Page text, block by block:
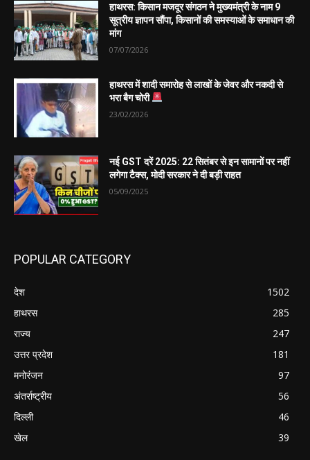
हाथरस: किसान मजदूर संगठन ने मुख्यमंत्री के नाम 9
सूत्रीय ज्ञापन सौंपा, किसानों की समस्याओं के समाधान की
मांग
07/07/2026
हाथरस में शादी समारोह से लाखों के जेवर और नकदी से
भरा बैग चोरी
23/02/2026
नई GST दरें 2025: 22 सितंबर से इन सामानों पर नहीं
लगेगा टैक्स, मोदी सरकार ने दी बड़ी राहत
05/09/2025
POPULAR CATEGORY
देश
1502
हाथरस
285
राज्य
247
उत्तर प्रदेश
181
मनोरंजन
97
अंतर्राष्ट्रीय
56
दिल्ली
46
खेल
39